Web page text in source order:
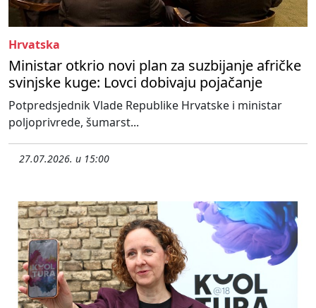
Hrvatska
Ministar otkrio novi plan za suzbijanje afričke
svinjske kuge: Lovci dobivaju pojačanje
Potpredsjednik Vlade Republike Hrvatske i ministar
poljoprivrede, šumarst...
27.07.2026. u 15:00